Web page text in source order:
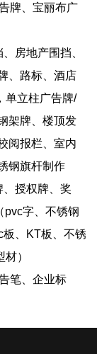
牌、宝丽布广
房地产围挡、
、路标、酒店
单立柱广告牌/
架牌、楼顶发
阅报栏、室内
钢旗杆制作
授权牌、奖
pvc字、不锈钢
、KT板、不锈
）
笔、企业标